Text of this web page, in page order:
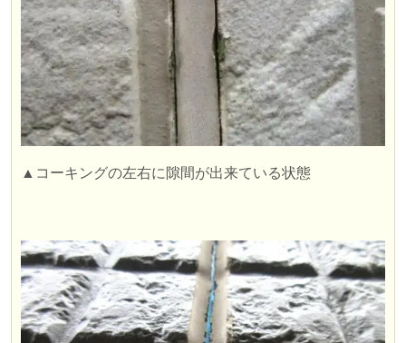
▲コーキングの左右に隙間が出来ている状態